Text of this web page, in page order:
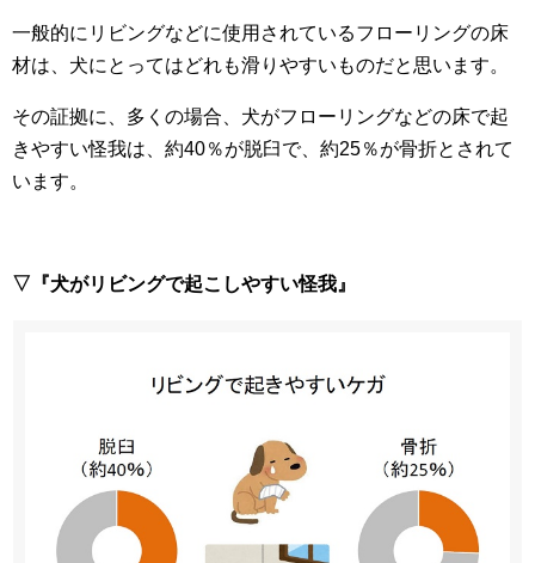
一般的にリビングなどに使用されているフローリングの床
材は、犬にとってはどれも滑りやすいものだと思います。
その証拠に、多くの場合、犬がフローリングなどの床で起
きやすい怪我は、約40％が脱臼で、約25％が骨折とされて
います。
▽『犬がリビングで起こしやすい怪我』